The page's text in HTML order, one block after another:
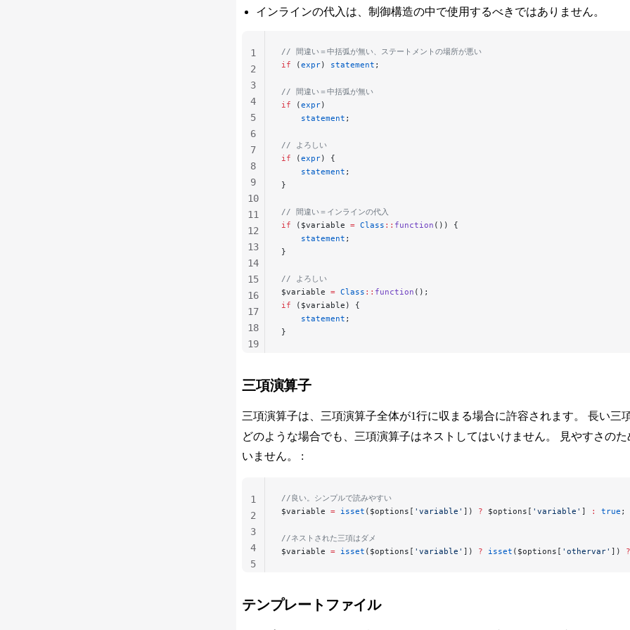
インラインの代入は、制御構造の中で使用するべきではありません。
// 間違い＝中括弧が無い、ステートメントの場所が悪い
if (expr) statement ;
// 間違い＝中括弧が無い
if (expr)
    statement
;
// よろしい
if (expr) {
    statement
;
}
// 間違い＝インラインの代入
if ($variable = Class :: function ()) {
    statement
;
}
// よろしい
$variable = Class :: function ();
if ($variable) {
    statement
;
}
1
2
3
4
5
6
7
8
9
10
11
12
13
14
15
16
17
18
19
22
三項演算子
三項演算子は、三項演算子全体が1行に収まる場合に許容されます。 長い三
どのような場合でも、三項演算子はネストしてはいけません。 見やすさの
いません。 :
//良い。シンプルで読みやすい
$variable = isset ($options[ 'variable' ]) ? $options[ 'variable' ] : true ;
//ネストされた三項はダメ
$variable = isset ($options[ 'variable' ]) ? isset ($options[ 'othervar' ]) ?
1
2
3
4
5
テンプレートファイル